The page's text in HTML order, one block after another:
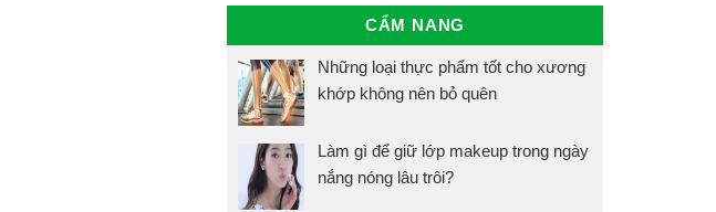
CẨM NANG
Những loại thực phẩm tốt cho xương
khớp không nên bỏ quên
Làm gì để giữ lớp makeup trong ngày
nắng nóng lâu trôi?